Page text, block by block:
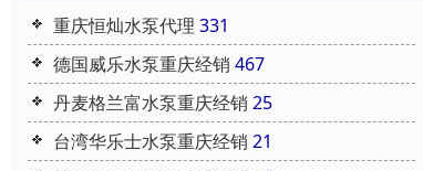
重庆恒灿水泵代理 331
德国威乐水泵重庆经销 467
丹麦格兰富水泵重庆经销 25
台湾华乐士水泵重庆经销 21